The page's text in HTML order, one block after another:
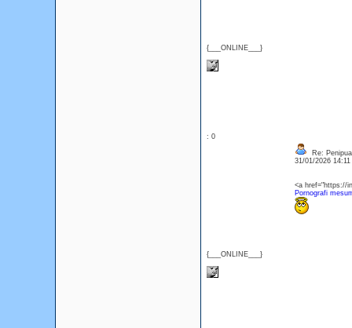
{___ONLINE___}
: 0
{___ONLINE___}
Re:
31/01/2026
<a href="https://
Pornografi